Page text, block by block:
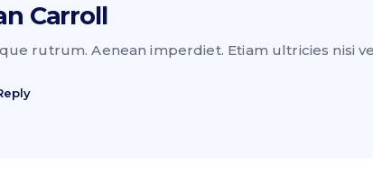
Carroll
rutrum. Aenean imperdiet. Etiam ultricies nisi